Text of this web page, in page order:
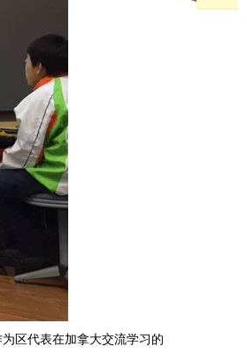
区代表在加拿大交流学习的